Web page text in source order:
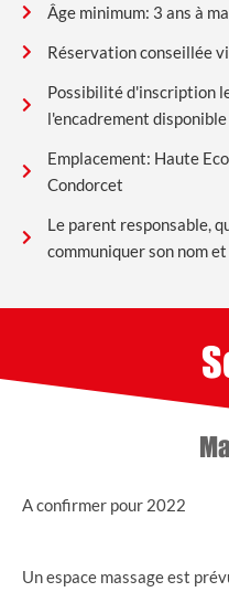
Âge minimum: 3 ans à
Réservation conseillée
Possibilité d'inscription
l'encadrement disponible
Emplacement: Haute
Condorcet
Le parent responsable,
communiquer son nom
A confirmer pour 2022
Un espace massage est